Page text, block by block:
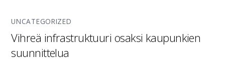
UNCATEGORIZED
Vihreä infrastruktuuri osaksi kaupunkien
suunnittelua